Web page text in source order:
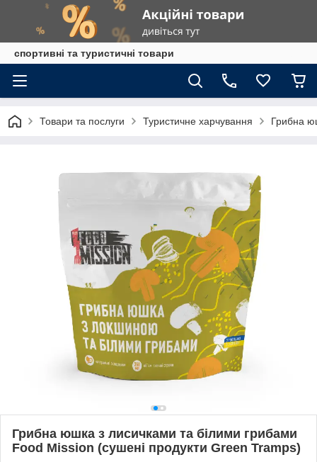
спортивні та туристичні товари
Товари та послуги Туристичне харчування Грибна
Грибна юшка з лисичками та білими грибами
Food Mission (сушені продукти Green Tramps)